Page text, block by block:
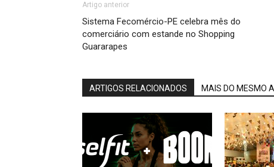
Artigo anterior
Sistema Fecomércio-PE celebra mês do
comerciário com estande no Shopping
Guararapes
ARTIGOS RELACIONADOS MAIS DO MESMO